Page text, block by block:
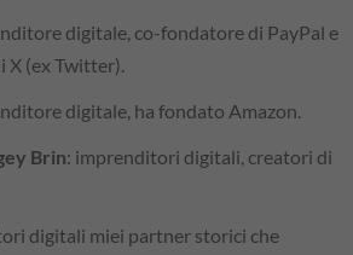
digitale, co-fondatore di PayPal e
X (ex Twitter).
digitale, ha fondato Amazon.
Brin: imprenditori digitali, creatori di
digitali miei partner storici che